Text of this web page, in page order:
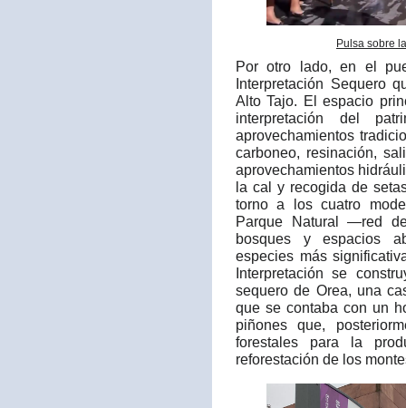
Pulsa sobre
Por otro lado, en el
Interpretación Sequero
Alto Tajo. El espacio
interpretación del
aprovechamientos
carboneo, resinación,
aprovechamientos
la cal y recogida de
torno a los cuatro
Parque Natural —red
bosques y espacios
especies más
Interpretación se
sequero de Orea, una
que se contaba con un
piñones que,
forestales para la
reforestación de los